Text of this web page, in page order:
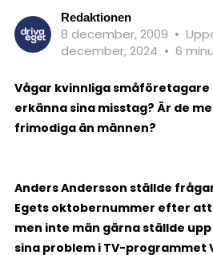
Redaktionen
8 december, 2009 •
december, 2024 • 6
Vågar kvinnliga
erkänna sina misstag? Är de
frimodiga än männen?
Anders Andersson ställde
Egets oktobernummer efter
men inte män gärna ställde
sina problem i TV-programmet